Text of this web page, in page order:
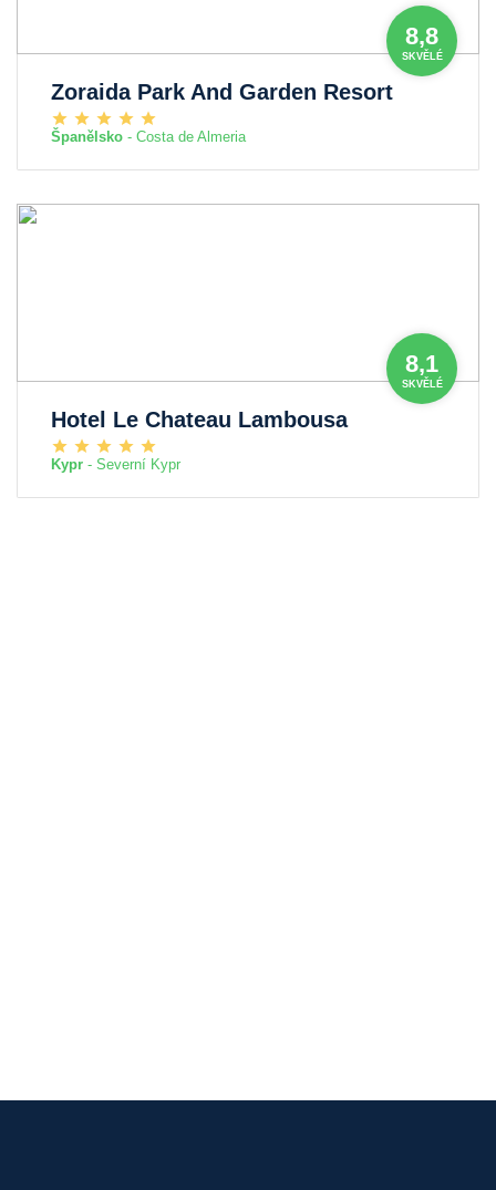
8,8
SKVĚLÉ
Zoraida Park And Garden Resort
Španělsko - Costa de Almeria
8,1
SKVĚLÉ
Hotel Le Chateau Lambousa
Kypr - Severní Kypr